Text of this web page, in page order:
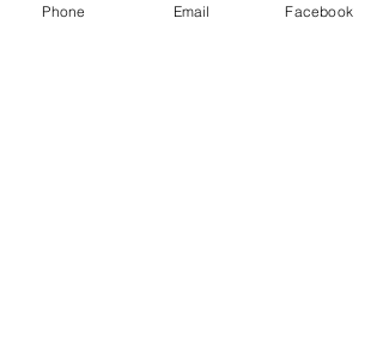
Phone Email Facebook